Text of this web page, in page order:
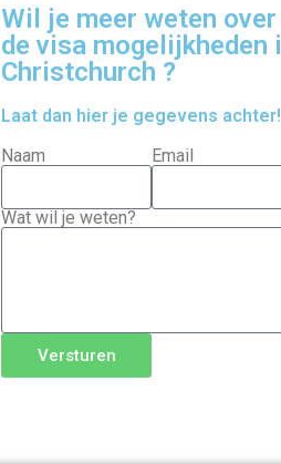
Wil je meer weten over
de visa mogelijkheden
Christchurch ?
Laat dan hier je gegevens achter!
Naam
Email
Wat wil je weten?
Versturen